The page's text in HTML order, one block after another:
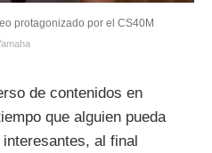
protagonizado por el CS40M
de contenidos en
que alguien pueda
al final